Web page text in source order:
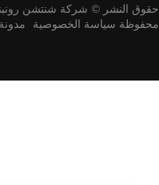
النشر © شركة شنتشن رونبنغ
سياسة الخصوصية مدونة